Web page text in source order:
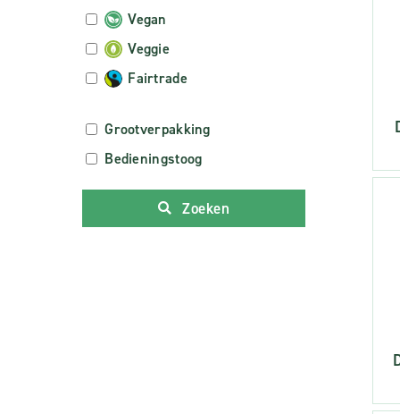
Vegan
Veggie
Fairtrade
Grootverpakking
Bedieningstoog
Zoeken